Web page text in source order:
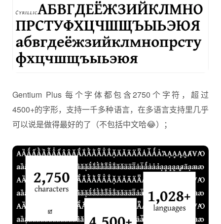
Gentium Plus 每个字体都包含2750个字符，超过
4500+的字形，支持一千多种语言，在多语言支持里几乎
可以说是做得最好的了（不包括中文哈😂）；